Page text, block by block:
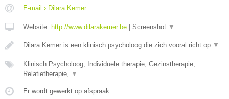
E-mail › Dilara Kemer
Website: http://www.dilarakemer.be | Screenshot ▼
Dilara Kemer is een klinisch psycholoog die zich vooral richt op ▼
Klinisch Psycholoog, Individuele therapie, Gezinstherapie,
Relatietherapie,
▼
Er wordt gewerkt op afspraak.